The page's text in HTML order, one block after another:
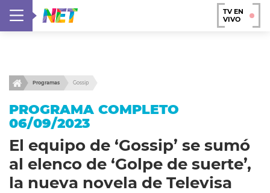
TV EN
VIVO
Programas Gossip
PROGRAMA COMPLETO
06/09/2023
El equipo de ‘Gossip’ se sumó
al elenco de ‘Golpe de suerte’,
la nueva novela de Televisa